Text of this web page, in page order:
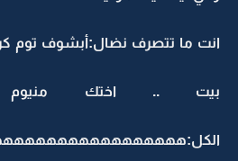
انت ما تتصرف نضال:أبشوف توم
بيت .. اختك منيوم